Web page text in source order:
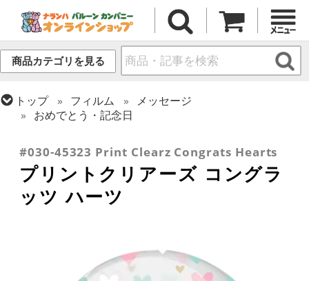
商品カテゴリを見る
トップ フィルム
メッセージ
おめでとう・記念日
#030-45323 Print Clearz Congrats Hearts
プリントクリアーズ コングラ
ッツ ハーツ